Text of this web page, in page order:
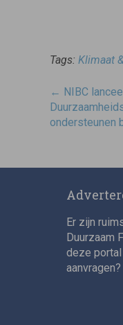
Tags: Klimaat
Post
← NIBC
ondersteunen
Er zijn
Duurzaam
deze